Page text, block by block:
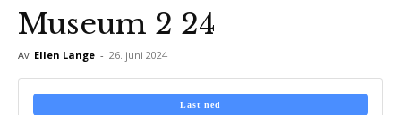
Museum 2 24
Av Ellen Lange - 26. juni 2024
Last ned